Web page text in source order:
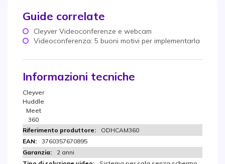
Guide correlate
Cleyver Videoconferenze e webcam
Videoconferenza: 5 buoni motivi per implementarla
Informazioni tecniche
Cleyver
Huddle
Meet
360
ODHCAM360
3760357670895
2 anni